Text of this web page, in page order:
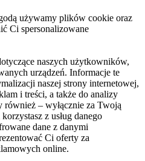
używamy plików cookie oraz
Ci spersonalizowane
naszych użytkowników,
urządzeń. Informacje te
naszej strony internetowej,
i treści, a także do analizy
– wyłącznie za Twoją
z usług danego
dane z danymi
Ci oferty za
online.